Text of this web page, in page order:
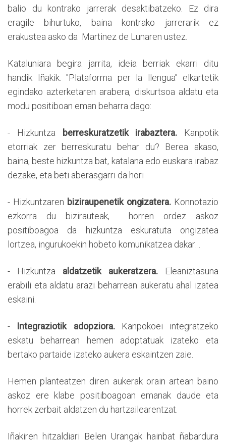
balio du kontrako jarrerak desaktibatzeko. Ez dira
eragile bihurtuko, baina kontrako jarrerarik ez
erakustea asko da Martinez de Lunaren ustez.
Kataluniara begira jarrita, ideia berriak ekarri ditu
handik Iñakik. "Plataforma per la llengua" elkartetik
egindako azterketaren arabera, diskurtsoa aldatu eta
modu positiboan eman beharra dago:
- Hizkuntza berreskuratzetik irabaztera. Kanpotik
etorriak zer berreskuratu behar du? Berea akaso,
baina, beste hizkuntza bat, katalana edo euskara irabaz
dezake, eta beti aberasgarri da hori
- Hizkuntzaren biziraupenetik ongizatera. Konnotazio
ezkorra du bizirauteak, horren ordez askoz
positiboagoa da hizkuntza eskuratuta ongizatea
lortzea, ingurukoekin hobeto komunikatzea dakar…
- Hizkuntza aldatzetik aukeratzera. Eleaniztasuna
erabili eta aldatu arazi beharrean aukeratu ahal izatea
eskaini.
- Integraziotik adopziora.
Kanpokoei integratzeko
eskatu beharrean hemen adoptatuak izateko eta
bertako partaide izateko aukera eskaintzen zaie.
Hemen planteatzen diren aukerak orain artean baino
askoz ere klabe positiboagoan emanak daude eta
horrek zerbait aldatzen du hartzailearentzat.
Iñakiren hitzaldiari Belen Urangak hainbat ñabardura